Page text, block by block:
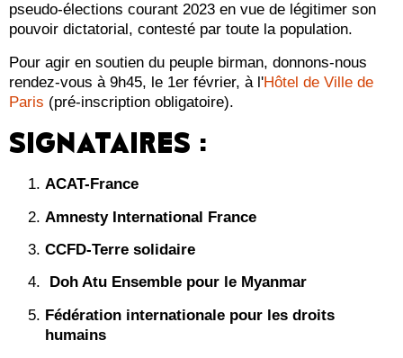
pseudo-élections courant 2023 en vue de légitimer son
pouvoir dictatorial, contesté par toute la population.
Pour agir en soutien du peuple birman, donnons-nous
rendez-vous à 9h45, le 1er février, à l'Hôtel de Ville de
Paris (pré-inscription obligatoire).
SIGNATAIRES :
ACAT-France
Amnesty International France
CCFD-Terre solidaire
Doh Atu Ensemble pour le Myanmar
Fédération internationale pour les droits
humains